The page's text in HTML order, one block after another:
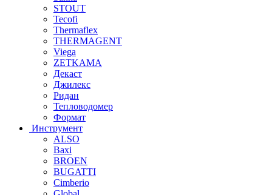
STOUT
Tecofi
Thermaflex
THERMAGENT
Viega
ZETKAMA
Декаст
Джилекс
Ридан
Тепловодомер
Формат
Инструмент
ALSO
Baxi
BROEN
BUGATTI
Cimberio